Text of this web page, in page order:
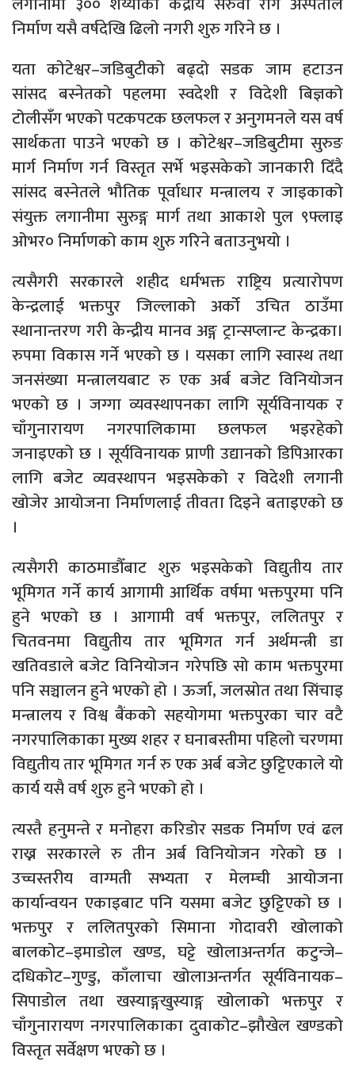
निर्माण यसै वर्षदेखि ढिलो नगरी शुरु गरिने छ ।
यता कोटेश्वर–जडिबुटीको बढ्दो सडक जाम हटाउन
सांसद बस्नेतको पहलमा स्वदेशी र विदेशी बिज्ञको
टोलीसंँग भएको पटकपटक छलफल र अनुगमनले यस वर्ष
सार्थकता पाउने भएको छ । कोटेश्वर–जडिबुटीमा सुरुङ
मार्ग निर्माण गर्न विस्तृत सर्भे भइसकेको जानकारी दिँदै
सांसद बस्नेतले भौतिक पूर्वाधार मन्त्रालय र जाइकाको
संयुक्त लगानीमा सुरुङ्ग मार्ग तथा आकाशे पुल ९फ्लाइ
ओभर० निर्माणको काम शुरु गरिने बताउनुभयो ।
त्यसैगरी सरकारले शहीद धर्मभक्त राष्ट्रिय प्रत्यारोपण
केन्द्रलाई भक्तपुर जिल्लाको अर्को उचित ठाउँमा
स्थानान्तरण गरी केन्द्रीय मानव अङ्ग ट्रान्सप्लान्ट केन्द्रका।
रुपमा विकास गर्ने भएको छ । यसका लागि स्वास्थ तथा
जनसंख्या मन्त्रालयबाट रु एक अर्ब बजेट विनियोजन
भएको छ । जग्गा व्यवस्थापनका लागि सूर्यविनायक र
चाँगुनारायण नगरपालिकामा छलफल भइरहेको
जनाइएको छ । सूर्यविनायक प्राणी उद्यानको डिपिआरका
लागि बजेट व्यवस्थापन भइसकेको र विदेशी लगानी
खोजेर आयोजना निर्माणलाई तीवता दिइने बताइएको छ
।
त्यसैगरी काठमाडौँबाट शुरु भइसकेको विद्युतीय तार
भूमिगत गर्ने कार्य आगामी आर्थिक वर्षमा भक्तपुरमा पनि
हुने भएको छ । आगामी वर्ष भक्तपुर, ललितपुर र
चितवनमा विद्युतीय तार भूमिगत गर्न अर्थमन्त्री डा
खतिवडाले बजेट विनियोजन गरेपछि सो काम भक्तपुरमा
पनि सञ्चालन हुने भएको हो । ऊर्जा, जलस्रोत तथा सिंचाइ
मन्त्रालय र विश्व बैंकको सहयोगमा भक्तपुरका चार वटै
नगरपालिकाका मुख्य शहर र घनाबस्तीमा पहिलो चरणमा
विद्युतीय तार भूमिगत गर्न रु एक अर्ब बजेट छुट्टिएकाले यो
कार्य यसै वर्ष शुरु हुने भएको हो ।
त्यस्तै हनुमन्ते र मनोहरा करिडोर सडक निर्माण एवं ढल
राख्न सरकारले रु तीन अर्ब विनियोजन गरेको छ ।
उच्चस्तरीय वाग्मती सभ्यता र मेलम्ची आयोजना
कार्यान्वयन एकाइबाट पनि यसमा बजेट छुट्टिएको छ ।
भक्तपुर र ललितपुरको सिमाना गोदावरी खोलाको
बालकोट–इमाडोल खण्ड, घट्टे खोलाअन्तर्गत कटुन्जे–
दधिकोट–गुण्डु, काँलाचा खोलाअन्तर्गत सूर्यविनायक–
सिपाडोल तथा खस्याङ्गखुस्याङ्ग खोलाको भक्तपुर र
चाँगुनारायण नगरपालिकाका दुवाकोट–झौखेल खण्डको
विस्तृत सर्वेक्षण भएको छ ।